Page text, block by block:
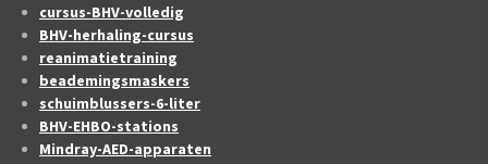
cursus-BHV-volledig
BHV-herhaling-cursus
reanimatietraining
beademingsmaskers
schuimblussers-6-liter
BHV-EHBO-stations
Mindray-AED-apparaten